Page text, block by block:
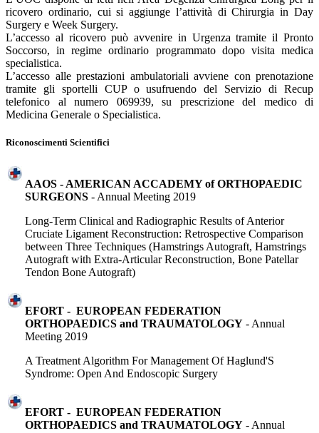
ricovero ordinario, cui si aggiunge l’attività di Chirurgia in Day
Surgery e Week Surgery.
L’accesso al ricovero può avvenire in Urgenza tramite il Pronto
Soccorso, in regime ordinario programmato dopo visita medica
specialistica.
L’accesso alle prestazioni ambulatoriali avviene con prenotazione
tramite gli sportelli CUP o usufruendo del Servizio di Recup
telefonico al numero 069939, su prescrizione del medico di
Medicina Generale o Specialistica.
Riconoscimenti Scientifici
AAOS - AMERICAN ACCADEMY of ORTHOPAEDIC
SURGEONS - Annual Meeting 2019
Long-Term Clinical and Radiographic Results of Anterior
Cruciate Ligament Reconstruction: Retrospective Comparison
between Three Techniques (Hamstrings Autograft, Hamstrings
Autograft with Extra-Articular Reconstruction, Bone Patellar
Tendon Bone Autograft)
EFORT - EUROPEAN FEDERATION
ORTHOPAEDICS and TRAUMATOLOGY - Annual
Meeting 2019
A Treatment Algorithm For Management Of Haglund'S
Syndrome: Open And Endoscopic Surgery
EFORT - EUROPEAN FEDERATION
ORTHOPAEDICS and TRAUMATOLOGY - Annual